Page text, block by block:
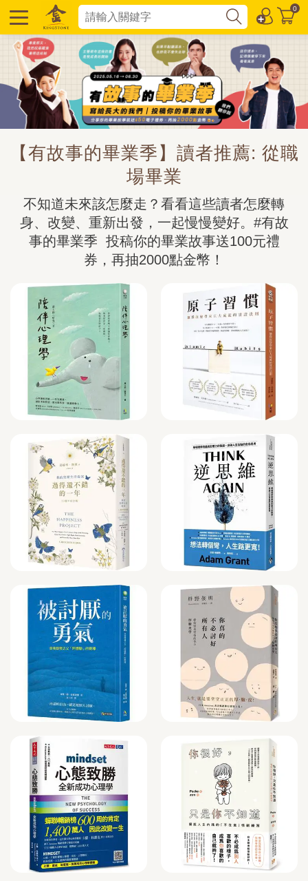
0
【有故事的畢業季】讀者推薦: 從職
場畢業
不知道未來該怎麼走？看看這些讀者怎麼轉
身、改變、重新出發，一起慢慢變好。#有故
事的畢業季  投稿你的畢業故事送100元禮
券，再抽2000點金幣！